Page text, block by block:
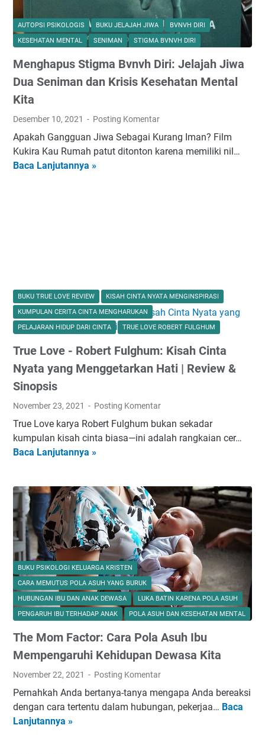
l
P
w
e
a
l
a
e
m
u
l
a
i
&
e
n
j
n
k
a
n
B
i
s
n
i
s
d
a
r
i
R
u
a
i
B
i
s
s
K
e
d
c
h
&
K
o
p
R
e
s
e
u
k
s
e
s
d
a
r
i
B
u
u
J
i
l
AUTOPSI PSIKOLOGIS BUKU JELAJAH JIWA
BVNVH DIRI
KESEHATAN MENTAL
SENIMAN STIGMA BVNVH DIRI
Menghapus Stigma Bvnvh Diri: Jelajah Jiwa
Dua Seniman dan Krisis Kesehatan Mental
Kita
Desember 10, 2021 Posting Komentar
Apakah Gangguan Jiwa Sebagai Kurang Iman? Film
Kukira Kau Rumah patut ditonton karena memiliki nil…
Baca Lanjutannya »
S
t
i
g
m
a
n
v
h
i
:
J
e
l
a
j
a
h
J
i
w
D
u
a
BUKU TRUE LOVE REVIEW
KISAH CINTA NYATA MENGINSPIRASI
KUMPULAN CERITA CINTA MENGHARUKAN
PELAJARAN HIDUP DARI CINTA
TRUE LOVE ROBERT FULGHUM
True Love - Robert Fulghum: Kisah Cinta
Nyata yang Menggetarkan Hati | Review &
Sinopsis
November 23, 2021 Posting Komentar
True Love karya Robert Fulghum bukan sekadar
kumpulan kisah cinta biasa—ini adalah rangkaian cer…
Baca Lanjutannya »
e
L
o
v
e
-
R
o
b
e
r
t
u
l
g
BUKU PSIKOLOGI KELUARGA KRISTEN
CARA MEMUTUS POLA ASUH YANG BURUK
HUBUNGAN IBU DAN ANAK DEWASA
LUKA BATIN KARENA POLA ASUH
PENGARUH IBU TERHADAP ANAK
POLA ASUH DAN KESEHATAN MENTAL
The Mom Factor: Cara Pola Asuh Ibu
Mempengaruhi Kehidupan Dewasa Kita
November 22, 2021 Posting Komentar
Pernahkah Anda bertanya-tanya mengapa Anda bereaksi
dengan cara tertentu dalam hubungan, pekerjaa… Baca
Lanjutannya »
T